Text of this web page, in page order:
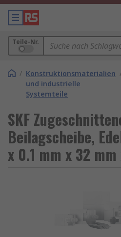
Teile-Nr.
/ Konstruktionsmaterialien
und industrielle
Systemteile
SKF
Beilagscheibe,
x 0.1 mm x 32